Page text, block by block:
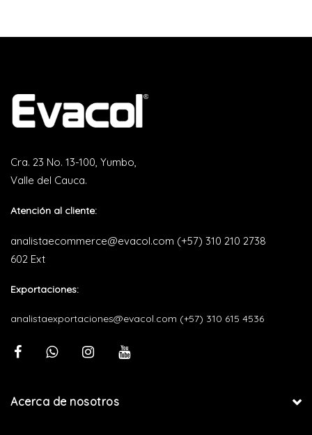
Cra. 23 No. 13-100, Yumbo,
Valle del Cauca.
Atención al cliente:
analistaecommerce@evacol.com (+57) 310 210 2738
602 Ext
Exportaciones:
analistaexportaciones@evacol.com (+57) 310 615 4536
Acerca de nosotros